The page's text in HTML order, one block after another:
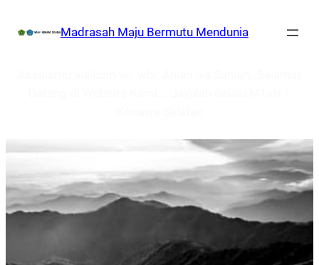
Madrasah Maju Bermutu Mendunia